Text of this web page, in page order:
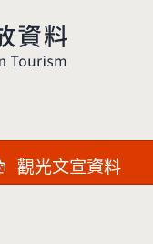
觀光文宣資料